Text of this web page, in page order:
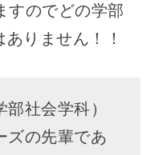
すのでどの学部
りません！！
社会学科）
ズの先輩であ